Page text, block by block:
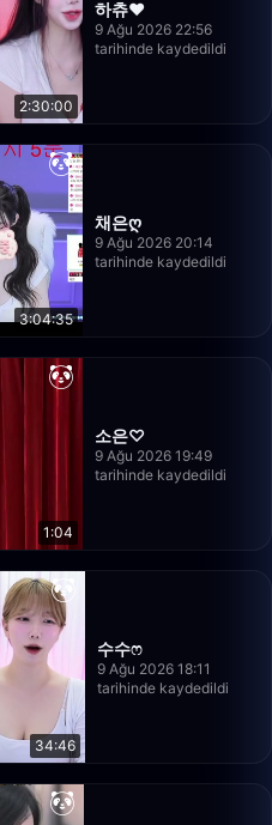
2:30:00
하츄♥
9 Ağu 2026 22:56
tarihinde kaydedildi
3:04:35
채은ღ
9 Ağu 2026 20:14
tarihinde kaydedildi
1:04
소은♡
9 Ağu 2026 19:49
tarihinde kaydedildi
34:46
수수ෆ
9 Ağu 2026 18:11
tarihinde kaydedildi